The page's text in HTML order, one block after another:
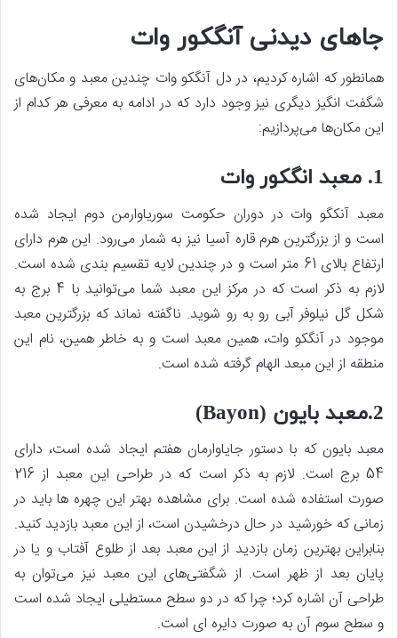
جاهای دیدنی آنگکور وات
همانطور که اشاره کردیم، در دل آنگکو وات چندین معبد و مکان‌های
شگفت انگیز دیگری نیز وجود دارد که در ادامه به معرفی هر کدام از
این مکان‌ها می‌پردازیم:
1. معبد انگکور وات
معبد آنکگو وات در دوران حکومت سوریاوارمن دوم ایجاد شده
است و از بزرگترین هرم قاره آسیا نیز به شمار می‌رود. این هرم دارای
ارتفاع بالای 61 متر است و در چندین لایه تقسیم بندی شده است.
لازم به ذکر است که در مرکز این معبد شما می‌توانید با 4 برج به
شکل گل نیلوفر آبی رو به رو شوید. ناگفته نماند که بزرگترین معبد
موجود در آنگکو وات، همین معبد است و به خاطر همین، نام این
منطقه از این مبعد الهام گرفته شده است.
2.معبد بایون (Bayon)
معبد بایون که با دستور جایاوارمان هفتم ایجاد شده است، دارای
54 برج است. لازم به ذکر است که در طراحی این معبد از 216
صورت استفاده شده است. برای مشاهده بهتر این چهره ها باید در
زمانی که خورشید در حال درخشیدن است، از این معبد بازدید کنید.
بنابراین بهترین زمان بازدید از این معبد بعد از طلوع آفتاب و یا در
پایان بعد از ظهر است. از شگفتی‌های این معبد نیز می‌توان به
طراحی آن اشاره کرد؛ چرا که در دو سطح مستطیلی ایجاد شده است
و سطح سوم آن به صورت دایره ای است.